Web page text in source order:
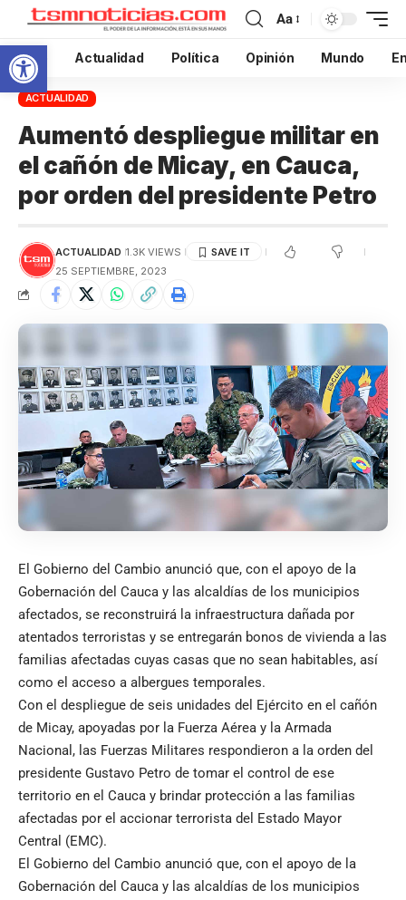
Abrir barra de herramientas
Aa
Inicio Actualidad Política Opinión Mundo
ACTUALIDAD
Aumentó despliegue militar en
el cañón de Micay, en Cauca,
por orden del presidente Petro
ACTUALIDAD 1.3K VIEWS
25 SEPTIEMBRE, 2023
El Gobierno del Cambio anunció que, con el apoyo de la
Gobernación del Cauca y las alcaldías de los municipios
afectados, se reconstruirá la infraestructura dañada por
atentados terroristas y se entregarán bonos de vivienda a las
familias afectadas cuyas casas que no sean habitables, así
como el acceso a albergues temporales.
Con el despliegue de seis unidades del Ejército en el cañón
de Micay, apoyadas por la Fuerza Aérea y la Armada
Nacional, las Fuerzas Militares respondieron a la orden del
presidente Gustavo Petro de tomar el control de ese
territorio en el Cauca y brindar protección a las familias
afectadas por el accionar terrorista del Estado Mayor
Central (EMC).
El Gobierno del Cambio anunció que, con el apoyo de la
Gobernación del Cauca y las alcaldías de los municipios